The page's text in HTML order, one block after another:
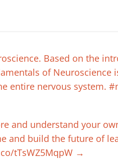
Based on the
of Neuroscience
entire nervous system.
and understand your
and build the future of
tTsWZ5MqpW →